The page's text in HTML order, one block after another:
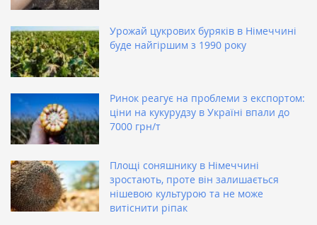
Урожай цукрових буряків в Німеччині
буде найгіршим з 1990 року
Ринок реагує на проблеми з експортом:
ціни на кукурудзу в Україні впали до
7000 грн/т
Площі соняшнику в Німеччині
зростають, проте він залишається
нішевою культурою та не може
витіснити ріпак